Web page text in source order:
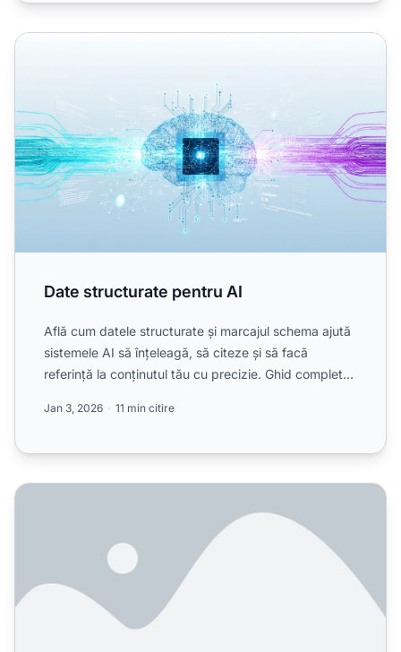
Date structurate pentru AI
Date structurate pentru AI
Află cum datele structurate și marcajul schema ajută
sistemele AI să înțeleagă, să citeze și să facă
referință la conținutul tău cu precizie. Ghid complet
Jan 3, 2026 11 min citire
Schema Article și AI: Ghid complet pentru date